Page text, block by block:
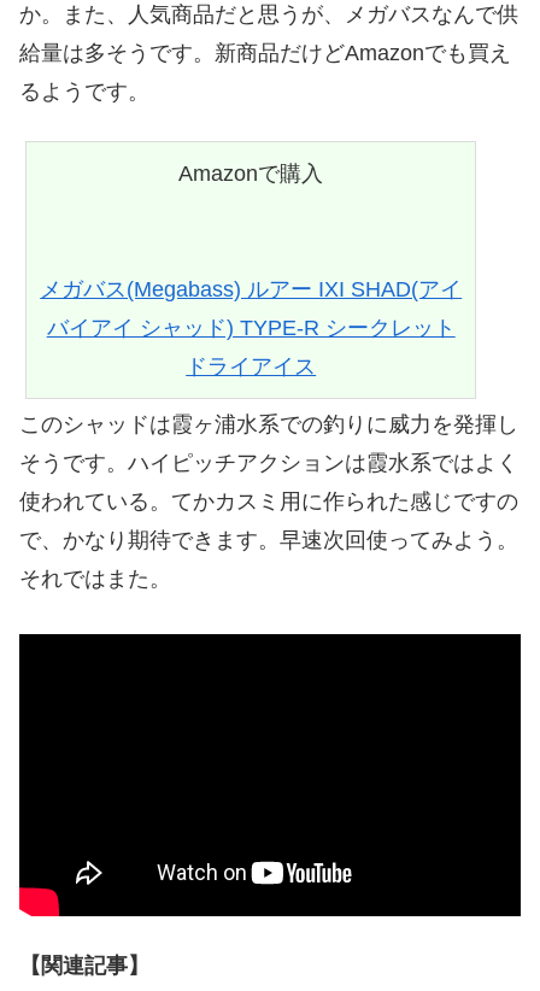
か。また、人気商品だと思うが、メガバスなんで供
給量は多そうです。新商品だけどAmazonでも買え
るようです。
Amazonで購入
メガバス(Megabass) ルアー IXI SHAD(アイ
バイアイ シャッド) TYPE-R シークレット
ドライアイス
このシャッドは霞ヶ浦水系での釣りに威力を発揮し
そうです。ハイピッチアクションは霞水系ではよく
使われている。てかカスミ用に作られた感じですの
で、かなり期待できます。早速次回使ってみよう。
それではまた。
【関連記事】